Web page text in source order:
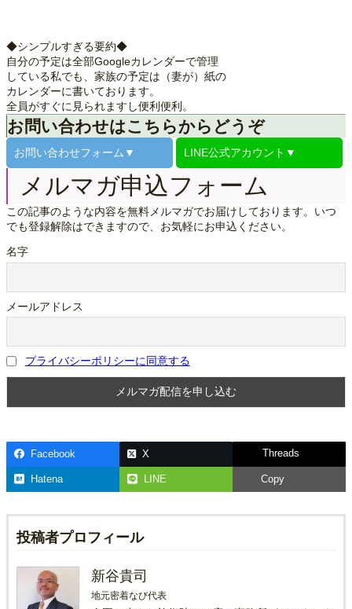
◆シンプルすぎる要約◆
自分の予定は全部Googleカレンダーで管理
している私でも、家族の予定は（妻が）紙の
カレンダーに書いております。
全員がすぐに見られますし便利便利。
お問い合わせはこちらからどうぞ
お問い合わせフォーム▼ LINE公式アカウント▼
メルマガ申込フォーム
この記事のような内容を無料メルマガでお届けしております。いつ
でも登録解除はできますので、お気軽にお申込ください。
名字
メールアドレス
プライバシーポリシーに同意する
Facebook X Threads
Hatena LINE Copy
投稿者プロフィール
新谷貴司
地元密着なび代表